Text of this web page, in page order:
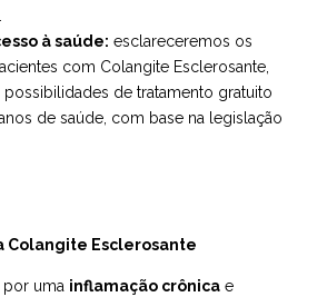
à saúde: esclareceremos os
com Colangite Esclerosante,
possibilidades de tratamento gratuito
de saúde, com base na legislação
Colangite Esclerosante
por uma inflamação crônica e